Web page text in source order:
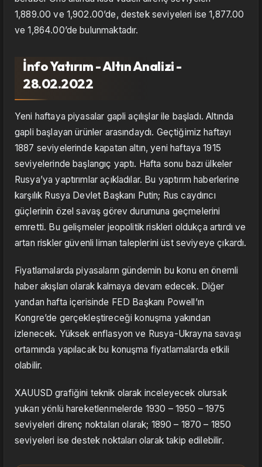
1,889.00 ve 1,902.00’de, destek seviyeleri ise 1,877.00
ve 1,864.00’de bulunmaktadır.
İnfo Yatırım - Altın Analizi -
28.02.2022
Yeni haftaya piyasalar gapli açılışlar ile başladı. Altında
gapli başlayan ürünler arasındaydı. Geçtiğimiz haftayı
1887 seviyelerinde kapatan altın, yeni haftaya 1915
seviyelerinde başlangıç yaptı. Hafta sonu bazı ülkeler
Rusya’ya yaptırımlar açıkladılar. Bu yaptırım haberlerine
karşılık Rusya Devlet Başkanı Putin; Rus caydırıcı
güçlerinin özel savaş görev durumuna geçmelerini
emretti. Bu gelişmeler jeopolitik riskleri oldukça artırdı ve
artan riskler güvenli liman taleplerini üst seviyeye çıkardı.
Fiyatlamalarda piyasaların gündemin bu konu en önemli
haber akışları olarak kalmaya devam edecek. Diğer
yandan hafta içerisinde FED Başkanı Powell’ın
Kongre’de gerçekleştireceği konuşma yakından
izlenecek. Yüksek enflasyon ve Rusya-Ukrayna savaşı
ortamında yapılacak bu konuşma fiyatlamalarda etkili
olabilir.
XAUUSD grafiğini teknik olarak inceleyecek olursak
yukarı yönlü hareketlenmelerde 1930 – 1950 – 1975
seviyeleri direnç noktaları olarak; 1890 – 1870 – 1850
seviyeleri ise destek noktaları olarak takip edilebilir.